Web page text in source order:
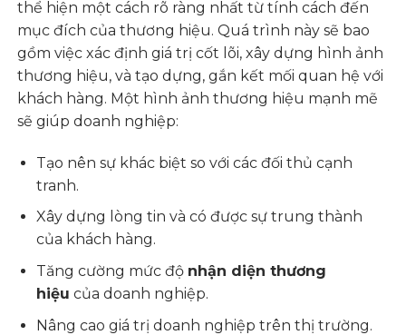
thể hiện một cách rõ ràng nhất từ tính cách đến
mục đích của thương hiệu. Quá trình này sẽ bao
gồm việc xác định giá trị cốt lõi, xây dựng hình ảnh
thương hiệu, và tạo dựng, gắn kết mối quan hệ với
khách hàng. Một hình ảnh thương hiệu mạnh mẽ
sẽ giúp doanh nghiệp:
Tạo nên sự khác biệt so với các đối thủ cạnh
tranh.
Xây dựng lòng tin và có được sự trung thành
của khách hàng.
Tăng cường mức độ nhận diện thương
hiệu của doanh nghiệp.
Nâng cao giá trị doanh nghiệp trên thị trường.